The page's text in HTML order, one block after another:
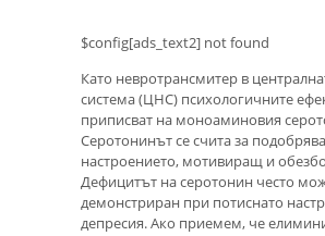
$config[ads_text2] not found
Като невротрансмитер в
система (ЦНС) психологичните
приписват на моноаминовия
Серотонинът се счита за
настроението, мотивиращ и
Дефицитът на серотонин често
демонстриран при потиснато
депресия. Ако приемем, че